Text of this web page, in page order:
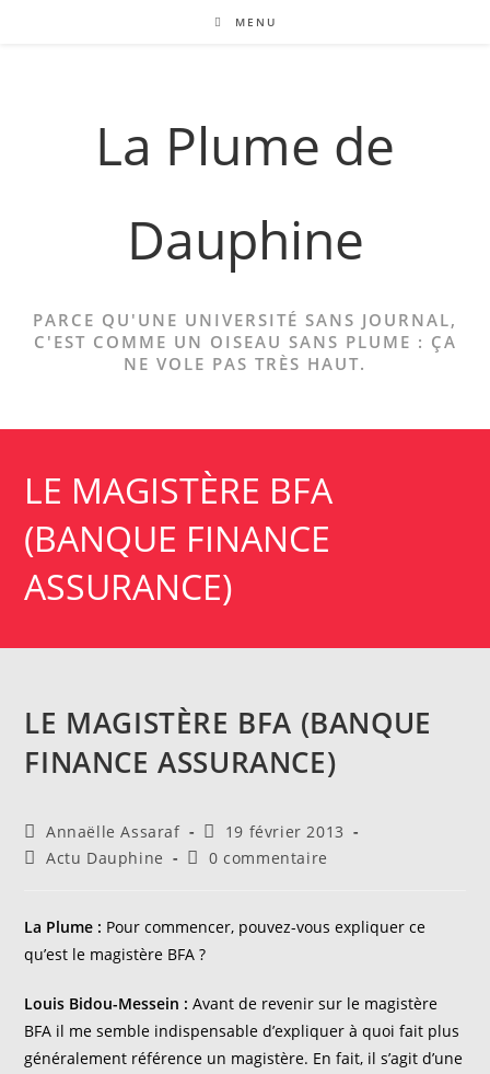
MENU
La Plume de
Dauphine
PARCE QU'UNE UNIVERSITÉ SANS JOURNAL,
C'EST COMME UN OISEAU SANS PLUME : ÇA
NE VOLE PAS TRÈS HAUT.
LE MAGISTÈRE BFA
(BANQUE FINANCE
ASSURANCE)
LE MAGISTÈRE BFA (BANQUE
FINANCE ASSURANCE)
Auteur/autrice
de
Annaëlle Assaraf
Publication
publiée :
19 février 2013
PostActu Dauphine
Commentaires
publication :
0 commentaire
La Plume : Pour commencer, pouvez-vous expliquer ce
qu’est le magistère BFA ?
Louis Bidou-Messein :Avant de revenir sur le magistère
BFA il me semble indispensable d’expliquer à quoi fait plus
généralement référence un magistère. En fait, il s’agit d’une